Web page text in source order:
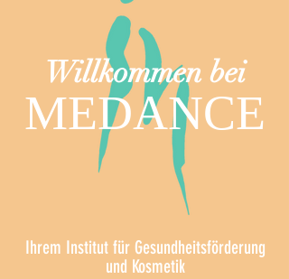
Willkommen bei
MEDANCE
Ihrem Institut für Gesundheitsförderung
und Kosmetik